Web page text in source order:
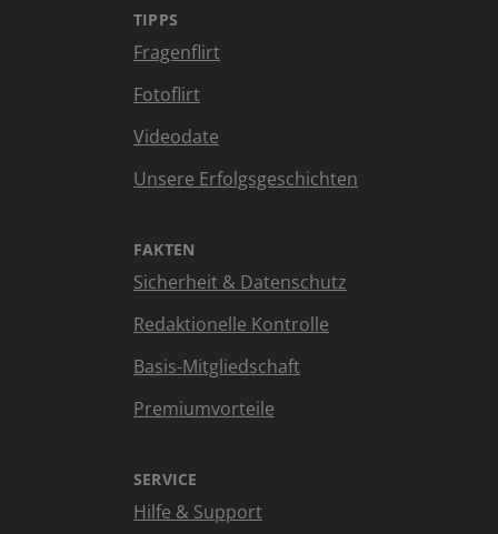
TIPPS
Fragenflirt
Fotoflirt
Videodate
Unsere Erfolgsgeschichten
FAKTEN
Sicherheit & Datenschutz
Redaktionelle Kontrolle
Basis-Mitgliedschaft
Premiumvorteile
SERVICE
Hilfe & Support